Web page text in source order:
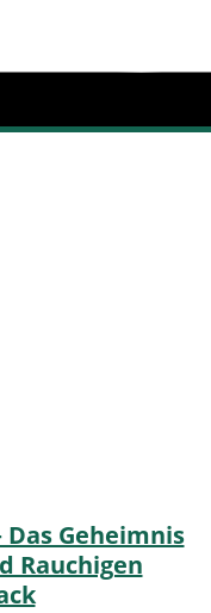
Geheimnis
Rauchigen